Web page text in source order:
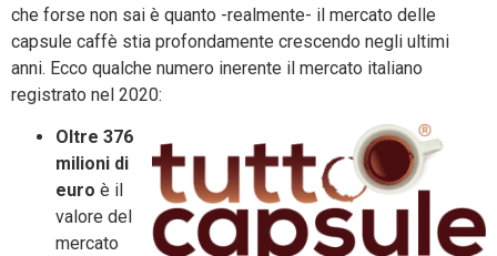
che forse non sai è quanto -realmente- il mercato delle
capsule caffè stia profondamente crescendo negli ultimi
anni. Ecco qualche numero inerente il mercato italiano
registrato nel 2020:
Oltre 376
milioni di
euro è il
valore del
mercato